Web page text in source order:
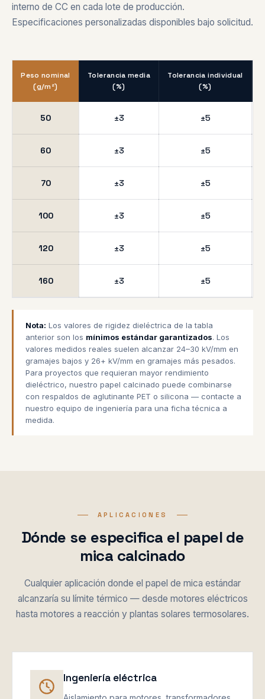
interno de CC en cada lote de producción.
Especificaciones personalizadas disponibles bajo solicitud.
Peso nominal
(g/m²)
Tolerancia media
(%)
Tolerancia individual
(%)
50 ±3 ±5
60 ±3 ±5
70 ±3 ±5
100 ±3 ±5
120 ±3 ±5
160 ±3 ±5
Nota: Los valores de rigidez dieléctrica de la tabla
anterior son los mínimos estándar garantizados. Los
valores medidos reales suelen alcanzar 24–30 kV/mm en
gramajes bajos y 26+ kV/mm en gramajes más pesados.
Para proyectos que requieran mayor rendimiento
dieléctrico, nuestro papel calcinado puede combinarse
con respaldos de aglutinante PET o silicona — contacte a
nuestro equipo de ingeniería para una ficha técnica a
medida.
APLICACIONES
Dónde se especifica el papel de
mica calcinado
Cualquier aplicación donde el papel de mica estándar
alcanzaría su límite térmico — desde motores eléctricos
hasta motores a reacción y plantas solares termosolares.
Ingeniería eléctrica